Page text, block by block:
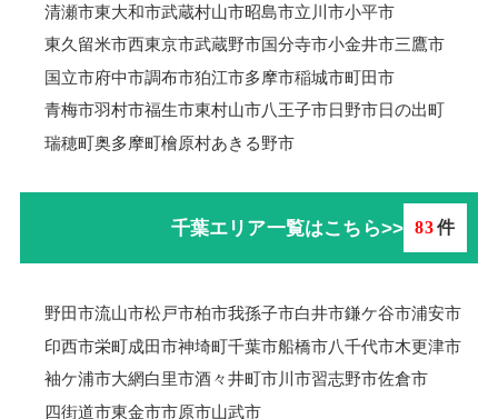
清瀬市東大和市武蔵村山市昭島市立川市小平市
東久留米市西東京市武蔵野市国分寺市小金井市三鷹市
国立市府中市調布市狛江市多摩市稲城市町田市
青梅市羽村市福生市東村山市八王子市日野市日の出町
瑞穂町奥多摩町檜原村あきる野市
千葉エリア一覧はこちら>> 83件
野田市流山市松戸市柏市我孫子市白井市鎌ケ谷市浦安市
印西市栄町成田市神埼町千葉市船橋市八千代市木更津市
袖ケ浦市大網白里市酒々井町市川市習志野市佐倉市
四街道市東金市市原市山武市